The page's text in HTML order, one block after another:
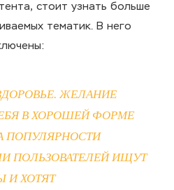
стоит узнать больше
тематик. В него
ЖЕЛАНИЕ
В ХОРОШЕЙ ФОРМЕ
ПОПУЛЯРНОСТИ
ПОЛЬЗОВАТЕЛЕЙ ИЩУТ
И ХОТЯТ